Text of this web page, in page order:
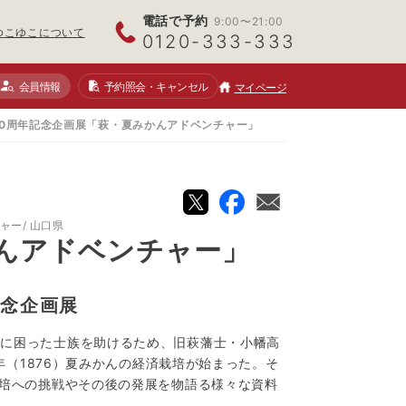
こゆこについて
電話で予約 9:00〜21:00
0120-333-333
会員情報 予約照会・キャンセル マイページ
年記念企画展「萩・夏みかんアドベンチャー」
ー 山口県
ドベンチャー」
企画展
困った士族を助けるため、旧萩藩士・小幡高
1876）夏みかんの経済栽培が始まった。そ
への挑戦やその後の発展を物語る様々な資料